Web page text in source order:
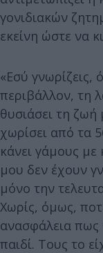
γονιδιακών
εκείνη ώστε να
«Εσύ γνωρίζεις,
περιβάλλον, τη
θυσιάσει τη
χωρίσει από τα
κάνει γάμους με
μου δεν έχουν
μόνο την
Χωρίς, όμως,
ανασφάλεια πως
παιδί. Τους το